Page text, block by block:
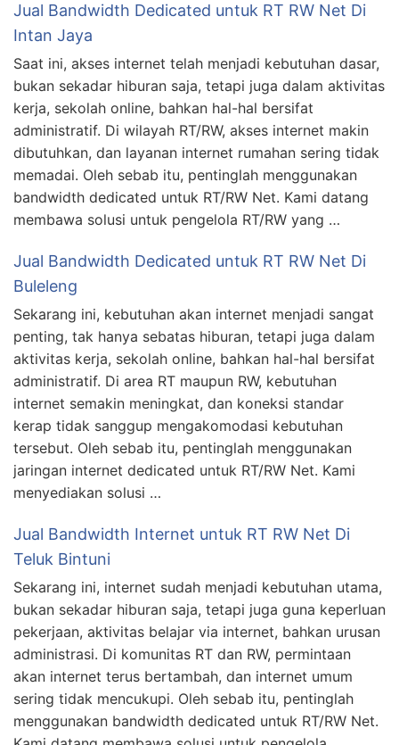
Jual Bandwidth Dedicated untuk RT RW Net Di
Intan Jaya
Saat ini, akses internet telah menjadi kebutuhan dasar,
bukan sekadar hiburan saja, tetapi juga dalam aktivitas
kerja, sekolah online, bahkan hal-hal bersifat
administratif. Di wilayah RT/RW, akses internet makin
dibutuhkan, dan layanan internet rumahan sering tidak
memadai. Oleh sebab itu, pentinglah menggunakan
bandwidth dedicated untuk RT/RW Net. Kami datang
membawa solusi untuk pengelola RT/RW yang …
Jual Bandwidth Dedicated untuk RT RW Net Di
Buleleng
Sekarang ini, kebutuhan akan internet menjadi sangat
penting, tak hanya sebatas hiburan, tetapi juga dalam
aktivitas kerja, sekolah online, bahkan hal-hal bersifat
administratif. Di area RT maupun RW, kebutuhan
internet semakin meningkat, dan koneksi standar
kerap tidak sanggup mengakomodasi kebutuhan
tersebut. Oleh sebab itu, pentinglah menggunakan
jaringan internet dedicated untuk RT/RW Net. Kami
menyediakan solusi …
Jual Bandwidth Internet untuk RT RW Net Di
Teluk Bintuni
Sekarang ini, internet sudah menjadi kebutuhan utama,
bukan sekadar hiburan saja, tetapi juga guna keperluan
pekerjaan, aktivitas belajar via internet, bahkan urusan
administrasi. Di komunitas RT dan RW, permintaan
akan internet terus bertambah, dan internet umum
sering tidak mencukupi. Oleh sebab itu, pentinglah
menggunakan bandwidth dedicated untuk RT/RW Net.